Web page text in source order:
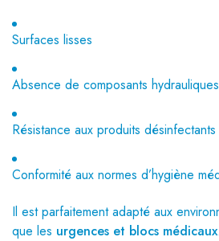
Surfaces lisses
Absence de composants
Résistance aux produits désinfectants
Conformité aux normes d’hygiène
Il est parfaitement adapté aux
que les urgences et blocs médicaux.